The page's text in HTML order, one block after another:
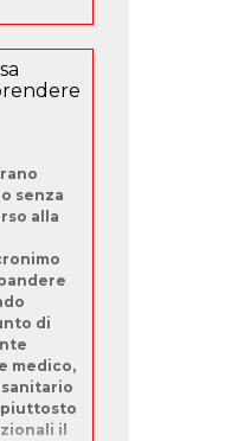
senza
alla
di
medico,
piuttosto
il